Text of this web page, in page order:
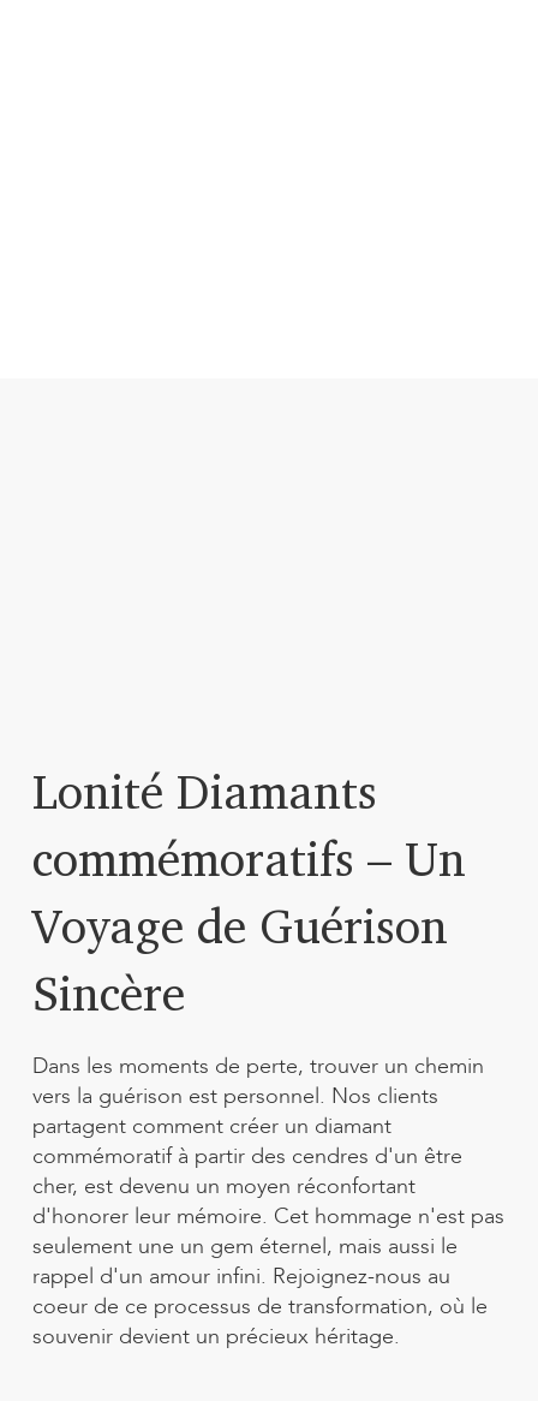
Lonité Diamants
commémoratifs – Un
Voyage de Guérison
Sincère
Dans les moments de perte, trouver un chemin
vers la guérison est personnel. Nos clients
partagent comment créer un diamant
commémoratif à partir des cendres d'un être
cher, est devenu un moyen réconfortant
d'honorer leur mémoire. Cet hommage n'est pas
seulement une un gem éternel, mais aussi le
rappel d'un amour infini. Rejoignez-nous au
coeur de ce processus de transformation, où le
souvenir devient un précieux héritage.